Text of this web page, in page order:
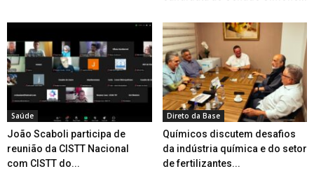
Saúde
João Scaboli participa de
reunião da CISTT Nacional
com CISTT do...
Direto da Base
Químicos discutem desafios
da indústria química e do setor
de fertilizantes...